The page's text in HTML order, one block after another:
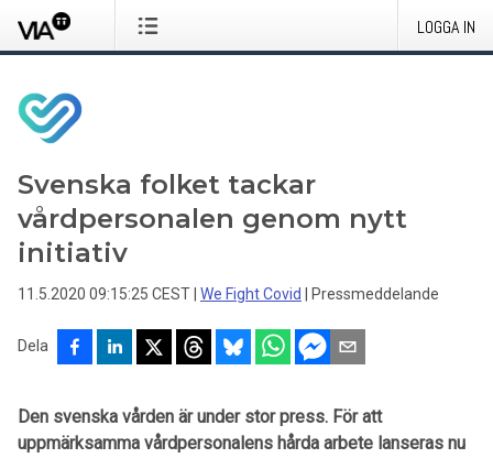
LOGGA IN
Svenska folket tackar
vårdpersonalen genom nytt
initiativ
11.5.2020 09:15:25 CEST We Fight Covid Pressmeddelande
Dela
Den svenska vården är under stor press. För att
uppmärksamma vårdpersonalens hårda arbete lanseras nu